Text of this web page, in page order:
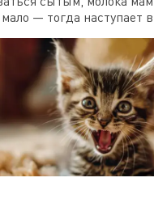
— тогда наступает